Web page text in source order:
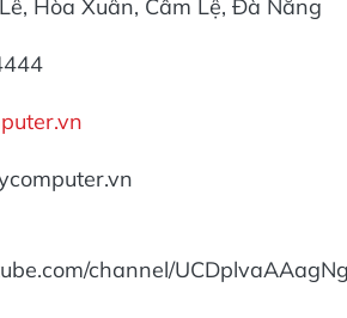
Hòa Xuân, Cẩm Lệ, Đà Nẵng
channel/